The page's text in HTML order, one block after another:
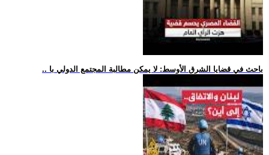
.. باحث في قضايا الشرق الأوسط: لا يمكن مطالبة المجتمع الدولي با